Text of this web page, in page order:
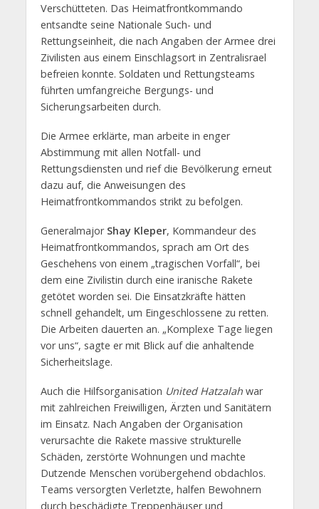
Verschütteten. Das Heimatfrontkommando
entsandte seine Nationale Such- und
Rettungseinheit, die nach Angaben der Armee drei
Zivilisten aus einem Einschlagsort in Zentralisrael
befreien konnte. Soldaten und Rettungsteams
führten umfangreiche Bergungs- und
Sicherungsarbeiten durch.
Die Armee erklärte, man arbeite in enger
Abstimmung mit allen Notfall- und
Rettungsdiensten und rief die Bevölkerung erneut
dazu auf, die Anweisungen des
Heimatfrontkommandos strikt zu befolgen.
Generalmajor Shay Kleper, Kommandeur des
Heimatfrontkommandos, sprach am Ort des
Geschehens von einem „tragischen Vorfall“, bei
dem eine Zivilistin durch eine iranische Rakete
getötet worden sei. Die Einsatzkräfte hätten
schnell gehandelt, um Eingeschlossene zu retten.
Die Arbeiten dauerten an. „Komplexe Tage liegen
vor uns“, sagte er mit Blick auf die anhaltende
Sicherheitslage.
Auch die Hilfsorganisation United Hatzalahwar
mit zahlreichen Freiwilligen, Ärzten und Sanitätern
im Einsatz. Nach Angaben der Organisation
verursachte die Rakete massive strukturelle
Schäden, zerstörte Wohnungen und machte
Dutzende Menschen vorübergehend obdachlos.
Teams versorgten Verletzte, halfen Bewohnern
durch beschädigte Treppenhäuser und